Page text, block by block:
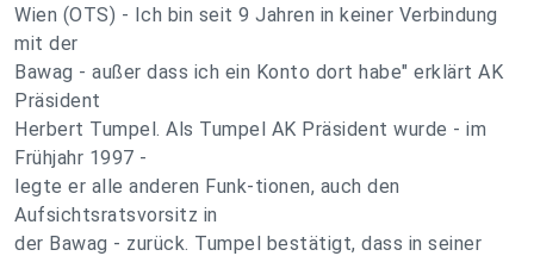
Wien (OTS) - Ich bin seit 9 Jahren in keiner Verbindung
mit der
Bawag - außer dass ich ein Konto dort habe" erklärt AK
Präsident
Herbert Tumpel. Als Tumpel AK Präsident wurde - im
Frühjahr 1997 -
legte er alle anderen Funk-tionen, auch den
Aufsichtsratsvorsitz in
der Bawag - zurück. Tumpel bestätigt, dass in seiner